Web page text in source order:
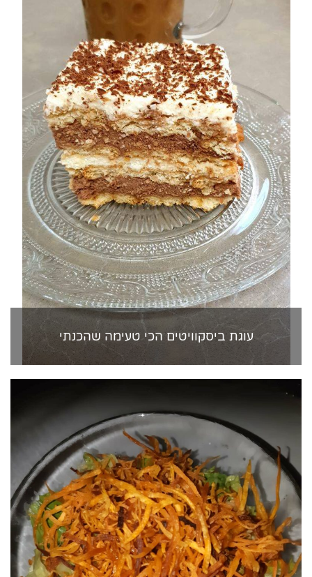
עוגת ביסקוויטים הכי טעימה שהכנתי